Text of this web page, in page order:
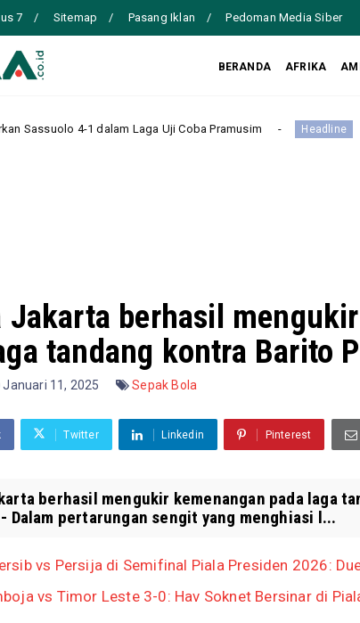
7 Sitemap Pasang Iklan Pedoman Media Siber
BERANDA AFRIKA
Uji Coba Pramusim Headline Santos Menang Tipis 1-0
Jakarta berhasil
tandang kontra Barito
Januari 11, 2025 Sepak Bola
Twitter Linkedin Pinterest
berhasil mengukir kemenangan pada laga
Dalam pertarungan sengit yang menghiasi l...
vs Persija di Semifinal Piala Presiden 2026:
vs Timor Leste 3-0: Hav Soknet Bersinar di